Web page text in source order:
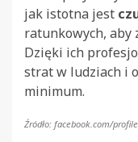
jak istotna jest
ratunkowych, aby
Dzięki ich
strat w ludziach i
minimum.
Źródło: facebook.com/